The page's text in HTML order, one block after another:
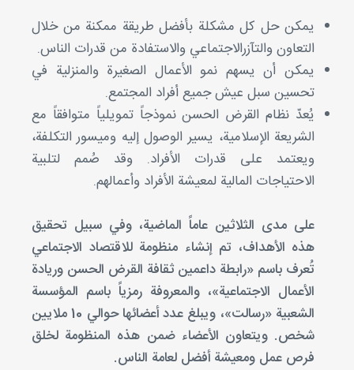
يمكن حل كل مشكلة بأفضل طريقة ممكنة من خلال
التعاون والتآزرالاجتماعي والاستفادة من قدرات الناس.
يمكن أن يسهم نمو الأعمال الصغيرة والمنزلية في
تحسين سبل عيش جميع أفراد المجتمع.
يُعدّ نظام القرض الحسن نموذجاً تمويلياً متوافقاً مع
الشريعة الإسلامية، يسير الوصول إليه وميسور التكلفة،
ويعتمد على قدرات الأفراد. وقد صُمم لتلبية
الاحتياجات المالية لمعيشة الأفراد وأعمالهم.
على مدى الثلاثين عاماً الماضية، وفي سبيل تحقيق
هذه الأهداف، تم إنشاء منظومة للاقتصاد الاجتماعي
تُعرف باسم «رابطة داعمين ثقافة القرض الحسن وريادة
الأعمال الاجتماعية»، والمعروفة رمزياً باسم المؤسسة
الشعبية «رسالت»، ويبلغ عدد أعضائها حوالي 10 ملايين
شخص. ويتعاون الأعضاء ضمن هذه المنظومة لخلق
فرص عمل ومعيشة أفضل لعامة الناس.